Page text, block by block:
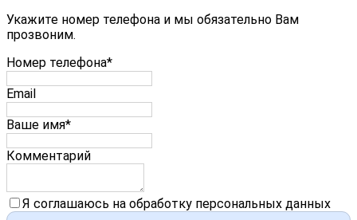
Укажите номер телефона и мы обязательно Вам
прозвоним.
Номер телефона*
Email
Ваше имя*
Комментарий
Я соглашаюсь на обработку персональных данных